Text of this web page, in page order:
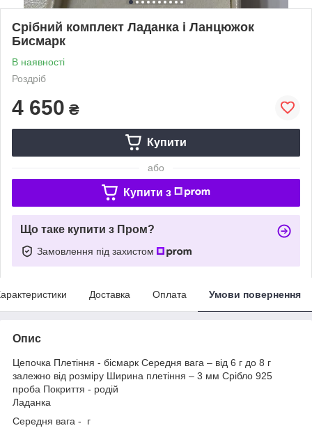
Срібний комплект Ладанка і Ланцюжок
Бисмарк
В наявності
Роздріб
4 650 ₴
Купити
або
Купити з
Що таке купити з Пром?
Замовлення під захистом
Доставка Оплата Умови повернення
Опис
Цепочка Плетіння - бісмарк Середня вага – від 6 г до 8 г
залежно від розміру Ширина плетіння – 3 мм Срібло 925
проба Покриття - родій
Ладанка
Середня вага - г